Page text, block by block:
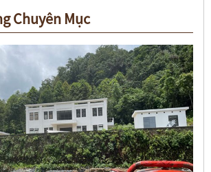
Chuyên Mục